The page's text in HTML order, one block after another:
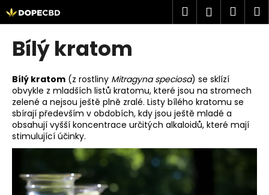
Přejít
na
obsah
Hledat
Bílý kratom
Bílý kratom (z rostliny Mitragyna speciosa) se sklízí
obvykle z mladších listů kratomu, které jsou na stromech
zelené a nejsou ještě plně zralé. Listy bílého kratomu se
sbírají především v obdobích, kdy jsou ještě mladé a
obsahují vyšší koncentrace určitých alkaloidů, které mají
stimulující účinky.
K
o
o
p
o
t
ř
b